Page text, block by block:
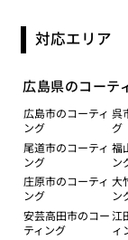
対応エリア
広島県のコーテ
広島市のコーティ
ング
呉
グ
尾道市のコーティ
ング
福
ン
庄原市のコーティ
ング
大
ン
安芸高田市のコー
ティング
江
ィ